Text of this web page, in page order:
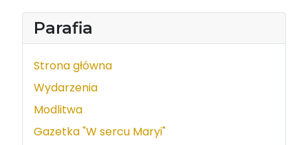
Parafia
Strona główna
Wydarzenia
Modlitwa
Gazetka "W sercu Maryi"